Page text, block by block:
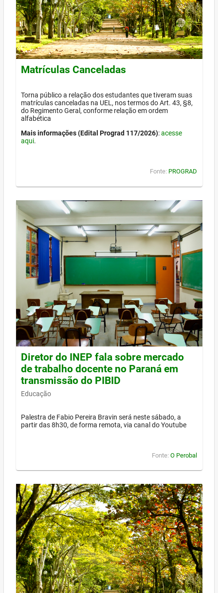
Matrículas Canceladas
Torna público a relação dos estudantes que tiveram suas
matrículas canceladas na UEL, nos termos do Art. 43, §8,
do Regimento Geral, conforme relação em ordem
alfabética
Mais informações (Edital Prograd 117/2026):acesse
aqui.
Fonte: PROGRAD
Diretor do INEP fala sobre mercado
de trabalho docente no Paraná em
transmissão do PIBID
Educação
Palestra de Fabio Pereira Bravin será neste sábado, a
partir das 8h30, de forma remota, via canal do Youtube
Fonte: O Perobal